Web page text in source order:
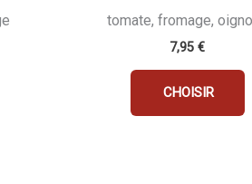
tomate, fromage,
7,95 €
CHOISIR